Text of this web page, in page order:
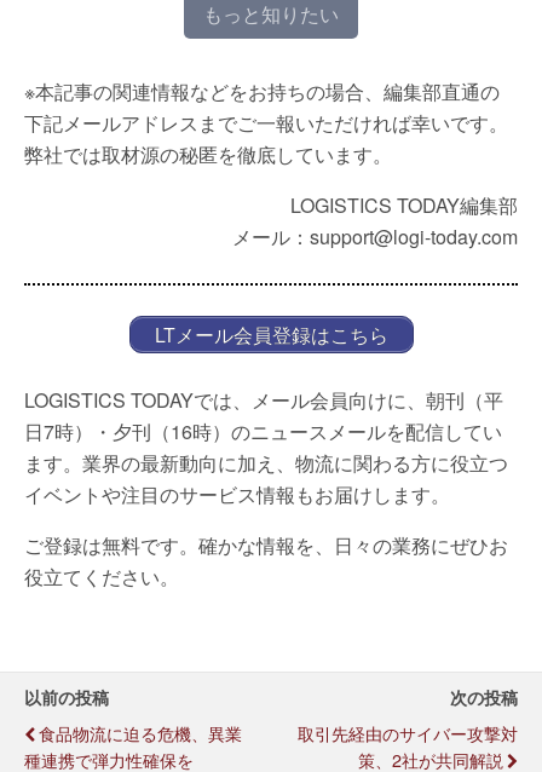
もっと知りたい
※本記事の関連情報などをお持ちの場合、編集部直通の
下記メールアドレスまでご一報いただければ幸いです。
弊社では取材源の秘匿を徹底しています。
LOGISTICS TODAY編集部
メール：support@logi-today.com
LTメール会員登録はこちら
LOGISTICS TODAYでは、メール会員向けに、朝刊（平
日7時）・夕刊（16時）のニュースメールを配信してい
ます。業界の最新動向に加え、物流に関わる方に役立つ
イベントや注目のサービス情報もお届けします。
ご登録は無料です。確かな情報を、日々の業務にぜひお
役立てください。
以前の投稿
食品物流に迫る危機、異業
種連携で弾力性確保を
次の投稿
取引先経由のサイバー攻撃対
策、2社が共同解説